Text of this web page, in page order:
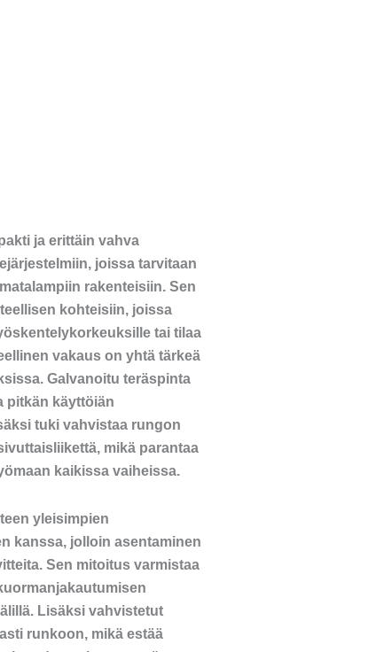
ja erittäin vahva
joissa tarvitaan
rakenteisiin. Sen
kohteisiin, joissa
tai tilaa
vakaus on yhtä tärkeä
Galvanoitu teräspinta
pitkän käyttöiän
tuki vahvistaa rungon
mikä parantaa
kaikissa vaiheissa.
yleisimpien
kanssa, jolloin asentaminen
Sen mitoitus varmistaa
Lisäksi vahvistetut
runkoon, mikä estää